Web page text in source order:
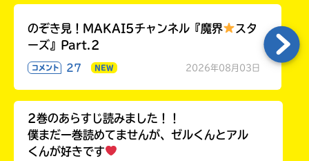
のぞき見！MAKAI5チャンネル『魔界
スタ
ーズ』Part.2
コメント 27 NEW 2026年08月03日
2巻のあらすじ読みました！！
僕まだ一巻読めてませんが、ゼルくんとアル
くんが好きです